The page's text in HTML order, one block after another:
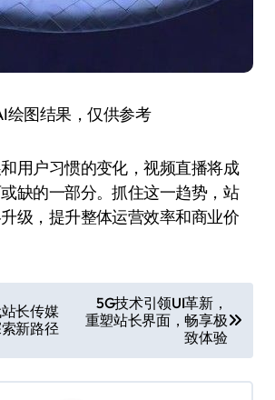
绘图结果，仅供参考
用户习惯的变化，视频直播将成
缺的一部分。抓住这一趋势，站
级，提升整体运营效率和商业价
长传媒
新路径
5G技术引领UI革新，
重塑站长界面，畅享极
致体验